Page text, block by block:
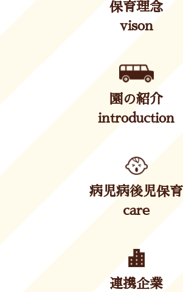
保育理念
vison
園の紹介
introduction
病児病後児保育
care
連携企業